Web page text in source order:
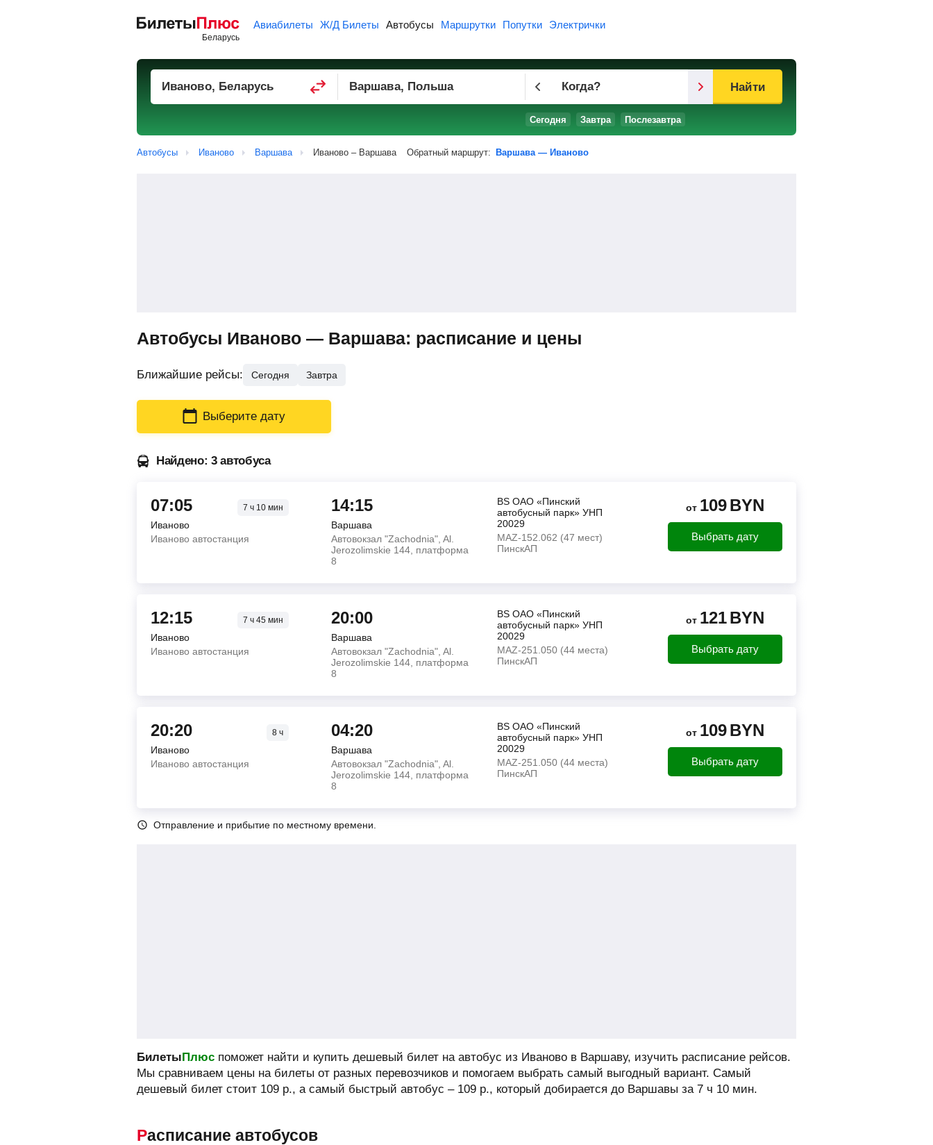
Авиабилеты Ж/Д Билеты Автобусы Маршрутки Попутки Электрички
Когда?
Сегодня Завтра Послезавтра
Найти
Автобусы Иваново Варшава Иваново – Варшава Обратный маршрут: Варшава — Иваново
Автобусы Иваново — Варшава: расписание и цены
Ближайшие рейсы: Сегодня Завтра
Выберите дату
Найдено: 3 автобуса
07:05 7 ч10 мин
Иваново
Иваново автостанция
14:15
Варшава
Автовокзал "Zachodnia", Al.
Jerozolimskie 144, платформа
8
BS ОАО «Пинский
автобусный парк» УНП
20029
MAZ-152.062 (47 мест)
ПинскАП
от 109BYN
Выбрать дату
12:15 7 ч45 мин
Иваново
Иваново автостанция
20:00
Варшава
Автовокзал "Zachodnia", Al.
Jerozolimskie 144, платформа
8
BS ОАО «Пинский
автобусный парк» УНП
20029
MAZ-251.050 (44 места)
ПинскАП
от 121BYN
Выбрать дату
20:20 8 ч
Иваново
Иваново автостанция
04:20
Варшава
Автовокзал "Zachodnia", Al.
Jerozolimskie 144, платформа
8
BS ОАО «Пинский
автобусный парк» УНП
20029
MAZ-251.050 (44 места)
ПинскАП
от 109BYN
Выбрать дату
Отправление и прибытие по местному времени.
БилетыПлюс поможет найти и купить дешевый билет на автобус из Иваново в Варшаву, изучить расписание рейсов.
Мы сравниваем цены на билеты от разных перевозчиков и помогаем выбрать самый выгодный вариант. Самый
дешевый билет стоит 109 р., а самый быстрый автобус – 109 р., который добирается до Варшавы за 7 ч 10 мин.
Расписание автобусов